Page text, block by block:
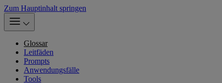
Zum Hauptinhalt springen
Glossar
Leitfäden
Prompts
Anwendungsfälle
Tools